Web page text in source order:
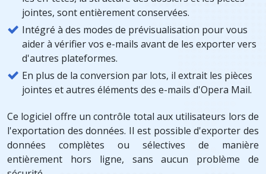
jointes, sont entièrement conservées.
Intégré à des modes de prévisualisation pour vous
aider à vérifier vos e-mails avant de les exporter vers
d'autres plateformes.
En plus de la conversion par lots, il extrait les pièces
jointes et autres éléments des e-mails d'Opera Mail.
Ce logiciel offre un contrôle total aux utilisateurs lors de
l'exportation des données. Il est possible d'exporter des
données complètes ou sélectives de manière
entièrement hors ligne, sans aucun problème de